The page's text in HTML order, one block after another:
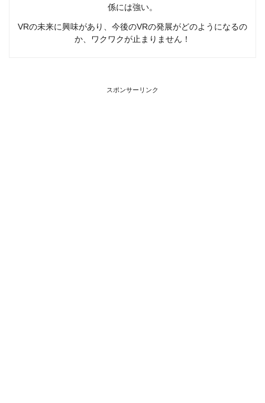
係には強い。
VRの未来に興味があり、今後のVRの発展がどのようになるの
か、ワクワクが止まりません！
スポンサーリンク